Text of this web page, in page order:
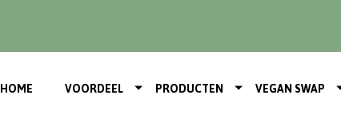
HOME VOORDEEL PRODUCTEN VEGAN SWAP